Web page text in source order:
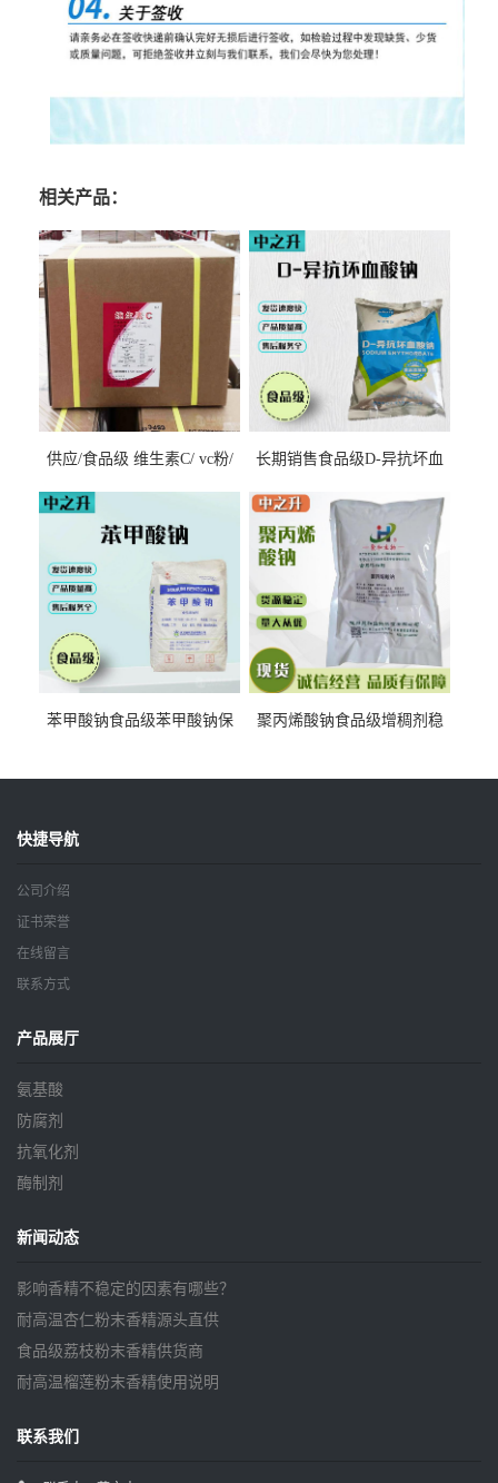
相关产品：
供应/食品级 维生素C/ vc粉/
长期销售食品级D-异抗坏血
苯甲酸钠食品级苯甲酸钠保
聚丙烯酸钠食品级增稠剂稳
快捷导航
公司介绍
证书荣誉
在线留言
联系方式
产品展厅
氨基酸
防腐剂
抗氧化剂
酶制剂
新闻动态
影响香精不稳定的因素有哪些？
耐高温杏仁粉末香精源头直供
食品级荔枝粉末香精供货商
耐高温榴莲粉末香精使用说明
联系我们